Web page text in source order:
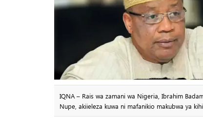
IQNA – Rais wa zamani wa Nigeria, Ibrahim
Nupe, akiieleza kuwa ni mafanikio makubwa ya